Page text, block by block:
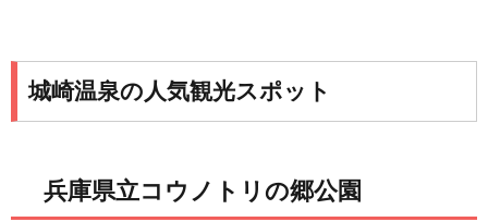
城崎温泉の人気観光スポット
兵庫県立コウノトリの郷公園